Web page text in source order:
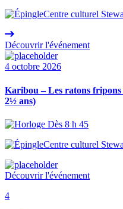
Centre culturel
Découvrir l'événement
4 octobre 2026
Karibou – Les ratons fripons
2½ ans)
Dès 8 h 45
Centre culturel
Découvrir l'événement
4